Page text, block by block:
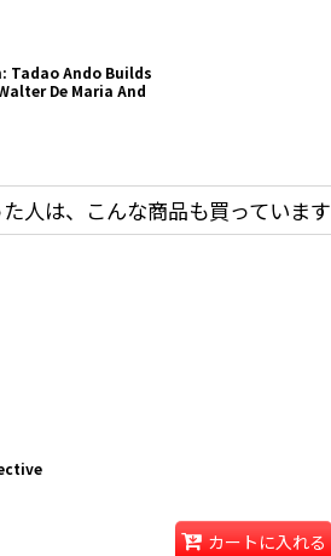
Tadao Ando Builds
De Maria And
人は、こんな商品も買っています
カートに入れる